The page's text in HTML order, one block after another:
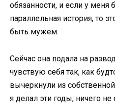
обязанности, и если у меня
параллельная история, то
быть мужем.
Сейчас она подала на
чувствую себя так, как
вычеркнули из
я делал эти годы, ничего не